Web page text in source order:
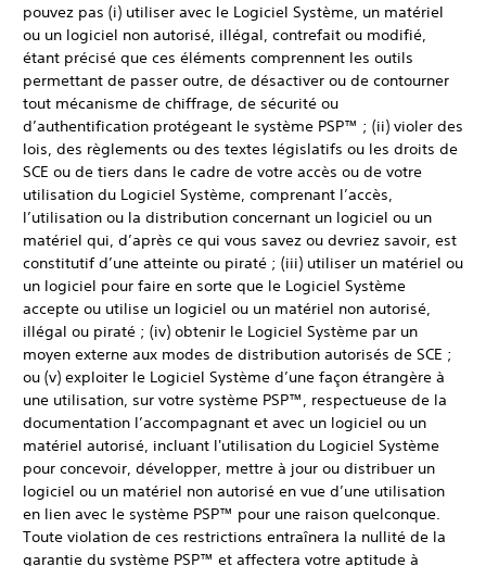
pouvez pas (i) utiliser avec le Logiciel Système, un matériel
ou un logiciel non autorisé, illégal, contrefait ou modifié,
étant précisé que ces éléments comprennent les outils
permettant de passer outre, de désactiver ou de contourner
tout mécanisme de chiffrage, de sécurité ou
d’authentification protégeant le système PSP™ ; (ii) violer des
lois, des règlements ou des textes législatifs ou les droits de
SCE ou de tiers dans le cadre de votre accès ou de votre
utilisation du Logiciel Système, comprenant l’accès,
l’utilisation ou la distribution concernant un logiciel ou un
matériel qui, d’après ce qui vous savez ou devriez savoir, est
constitutif d’une atteinte ou piraté ; (iii) utiliser un matériel ou
un logiciel pour faire en sorte que le Logiciel Système
accepte ou utilise un logiciel ou un matériel non autorisé,
illégal ou piraté ; (iv) obtenir le Logiciel Système par un
moyen externe aux modes de distribution autorisés de SCE ;
ou (v) exploiter le Logiciel Système d’une façon étrangère à
une utilisation, sur votre système PSP™, respectueuse de la
documentation l’accompagnant et avec un logiciel ou un
matériel autorisé, incluant l'utilisation du Logiciel Système
pour concevoir, développer, mettre à jour ou distribuer un
logiciel ou un matériel non autorisé en vue d’une utilisation
en lien avec le système PSP™ pour une raison quelconque.
Toute violation de ces restrictions entraînera la nullité de la
garantie du système PSP™ et affectera votre aptitude à